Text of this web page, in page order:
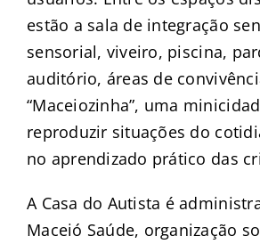
estão a sala de integração
sensorial, viveiro, piscina,
auditório, áreas de
“Maceiozinha”, uma
reproduzir situações do
no aprendizado prático das
A Casa do Autista é
Maceió Saúde, organização